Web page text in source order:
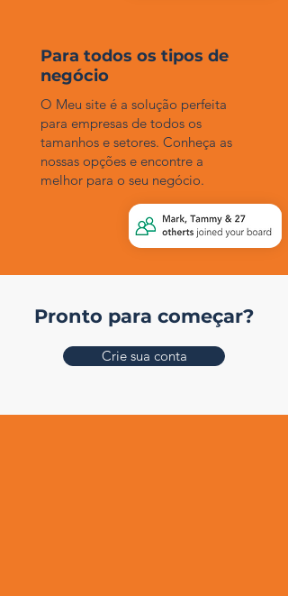
Para todos os tipos de
negócio
O Meu site é a solução perfeita
para empresas de todos os
tamanhos e setores. Conheça as
nossas opções e encontre a
melhor para o seu negócio.
Pronto para começar?
Crie sua conta